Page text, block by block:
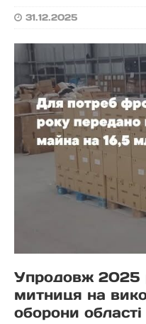
31.12.2025
Упродовж 2025
митниця на
оборони